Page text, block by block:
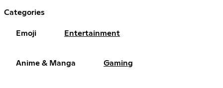
Categories
Emoji Entertainment
Anime & Manga Gaming